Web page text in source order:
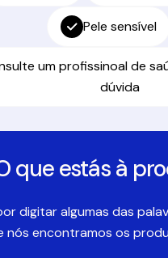
Pele sensível
um profissinoal de
dúvida
que estás à
digitar algumas das
nós encontramos os